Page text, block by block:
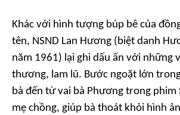
Khác với hình tượng búp bê của
tên, NSND Lan Hương (biệt danh
năm 1961) lại ghi dấu ấn với những
thương, lam lũ. Bước ngoặt lớn
bà đến từ vai bà Phương trong phim
mẹ chồng, giúp bà thoát khỏi hình